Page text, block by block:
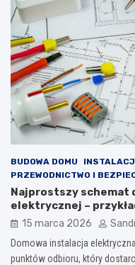
BUDOWA DOMU
PRZEWODNICTWO I
Najprostszy schemat
elektrycznej –
15 marca 2026
Domowa instalacja
punktów odbioru, który